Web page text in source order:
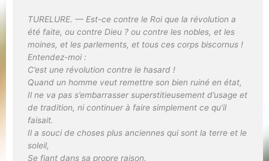
TURELURE. — Est-ce contre le Roi que la révolution a
été faite, ou contre Dieu ? ou contre les nobles, et les
moines, et les parlements, et tous ces corps biscornus !
Entendez-moi :
C’est une révolution contre le hasard !
Quand un homme veut remettre son bien ruiné en état,
Il ne va pas s’embarrasser superstitieusement d’usage et
de tradition, ni continuer à faire simplement ce qu’il
faisait.
Il a souci de choses plus anciennes qui sont la terre et le
soleil,
Se fiant dans sa propre raison.